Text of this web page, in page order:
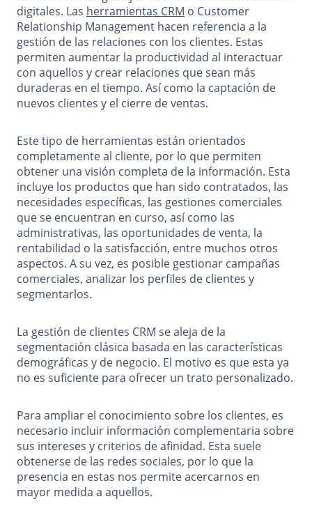
digitales. Las herramientas CRM o Customer
Relationship Management hacen referencia a la
gestión de las relaciones con los clientes. Estas
permiten aumentar la productividad al interactuar
con aquellos y crear relaciones que sean más
duraderas en el tiempo. Así como la captación de
nuevos clientes y el cierre de ventas.
Este tipo de herramientas están orientados
completamente al cliente, por lo que permiten
obtener una visión completa de la información. Esta
incluye los productos que han sido contratados, las
necesidades específicas, las gestiones comerciales
que se encuentran en curso, así como las
administrativas, las oportunidades de venta, la
rentabilidad o la satisfacción, entre muchos otros
aspectos. A su vez, es posible gestionar campañas
comerciales, analizar los perfiles de clientes y
segmentarlos.
La gestión de clientes CRM se aleja de la
segmentación clásica basada en las características
demográficas y de negocio. El motivo es que esta ya
no es suficiente para ofrecer un trato personalizado.
Para ampliar el conocimiento sobre los clientes, es
necesario incluir información complementaria sobre
sus intereses y criterios de afinidad. Esta suele
obtenerse de las redes sociales, por lo que la
presencia en estas nos permite acercarnos en
mayor medida a aquellos.